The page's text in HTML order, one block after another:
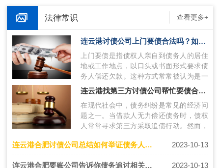
法律常识 查看更多+
连云港讨债公司上门要债合法吗？如何合法讨债？
上门要债是指债权人亲自到债务人的居住
地或工作地点，以口头或书面形式要求债
务人偿还欠款。这种方式常常被认为是一
种强迫手段，引发争议。在法律层面上，
上…
连云港找第三方讨债公司帮忙要债合不合法呢？如何合法讨债？
在现代社会中，债务纠纷是常见的经济问
题之一。当借款人无力偿还债务时，债权
人常常寻求第三方采取追债行动。然而，
方…
连云港合肥讨债公司总结如何举证债务人需要通过哪些途径？ 2023-10-13
连云港合肥要账公司告诉你债务追讨相关法律方式有哪些？ 2023-10-13